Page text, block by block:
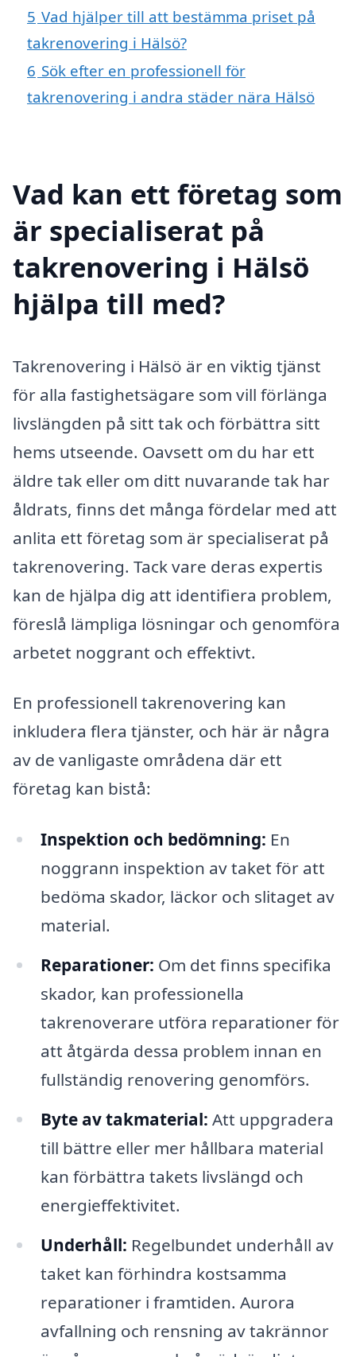
5 Vad hjälper till att bestämma priset på
takrenovering i Hälsö?
6 Sök efter en professionell för
takrenovering i andra städer nära Hälsö
Vad kan ett företag som
är specialiserat på
takrenovering i Hälsö
hjälpa till med?
Takrenovering i Hälsö är en viktig tjänst
för alla fastighetsägare som vill förlänga
livslängden på sitt tak och förbättra sitt
hems utseende. Oavsett om du har ett
äldre tak eller om ditt nuvarande tak har
åldrats, finns det många fördelar med att
anlita ett företag som är specialiserat på
takrenovering. Tack vare deras expertis
kan de hjälpa dig att identifiera problem,
föreslå lämpliga lösningar och genomföra
arbetet noggrant och effektivt.
En professionell takrenovering kan
inkludera flera tjänster, och här är några
av de vanligaste områdena där ett
företag kan bistå:
Inspektion och bedömning: En
noggrann inspektion av taket för att
bedöma skador, läckor och slitaget av
material.
Reparationer: Om det finns specifika
skador, kan professionella
takrenoverare utföra reparationer för
att åtgärda dessa problem innan en
fullständig renovering genomförs.
Byte av takmaterial: Att uppgradera
till bättre eller mer hållbara material
kan förbättra takets livslängd och
energieffektivitet.
Underhåll: Regelbundet underhåll av
taket kan förhindra kostsamma
reparationer i framtiden. Aurora
avfallning och rensning av takrännor